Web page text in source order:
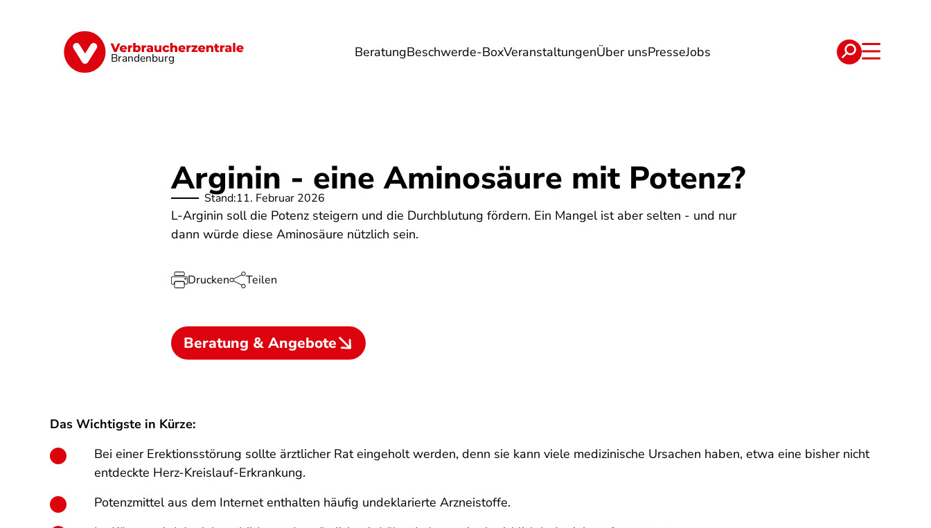
Brandenburg BeratungBeschwerde-BoxVeranstaltungenÜber unsPresseJobs
Finanzen Digitales Lebensmittel Umwelt Gesundheit Energie Reise Verträge
Arginin - eine Aminosäure mit Potenz?
Stand:11. Februar 2026
L-Arginin soll die Potenz steigern und die Durchblutung fördern. Ein Mangel ist aber selten - und nur
dann würde diese Aminosäure nützlich sein.
Drucken Teilen
Beratung & Angebote
Das Wichtigste in Kürze:
Bei einer Erektions­störung sollte ärztlicher Rat eingeholt werden, denn sie kann viele medizinische Ursachen haben, etwa eine bisher nicht
entdeckte Herz-Kreislauf-Erkrankung.
Potenzmittel aus dem Internet enthalten häufig undeklarierte Arzneistoffe.